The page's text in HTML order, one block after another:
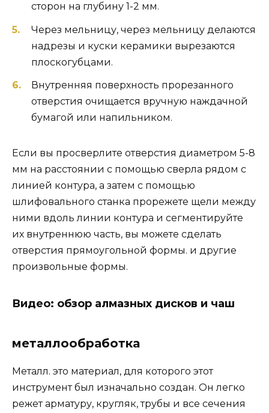
сторон на глубину 1-2 мм.
Через мельницу, через мельницу делаются
надрезы и куски керамики вырезаются
плоскогубцами.
Внутренняя поверхность прорезанного
отверстия очищается вручную наждачной
бумагой или напильником.
Если вы просверлите отверстия диаметром 5-8
мм на расстоянии с помощью сверла рядом с
линией контура, а затем с помощью
шлифовального станка прорежете щели между
ними вдоль линии контура и сегментируйте
их внутреннюю часть, вы можете сделать
отверстия прямоугольной формы. и другие
произвольные формы.
Видео: обзор алмазных дисков и чаш
металлообработка
Металл. это материал, для которого этот
инструмент был изначально создан. Он легко
режет арматуру, кругляк, трубы и все сечения